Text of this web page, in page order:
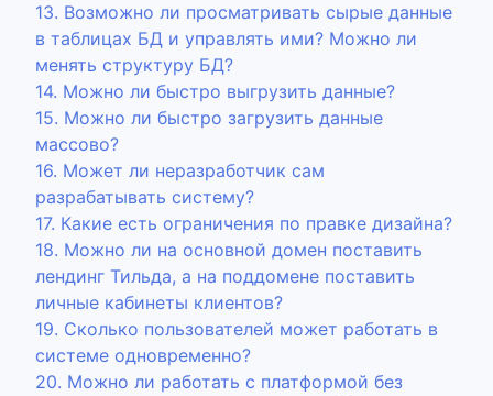
13. Возможно ли просматривать сырые данные
в таблицах БД и управлять ими? Можно ли
менять структуру БД?
14. Можно ли быстро выгрузить данные?
15. Можно ли быстро загрузить данные
массово?
16. Может ли неразработчик сам
разрабатывать систему?
17. Какие есть ограничения по правке дизайна?
18. Можно ли на основной домен поставить
лендинг Тильда, а на поддомене поставить
личные кабинеты клиентов?
19. Сколько пользователей может работать в
системе одновременно?
20. Можно ли работать с платформой без